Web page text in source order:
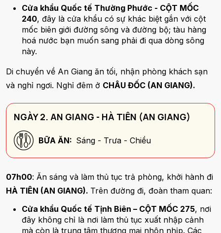
Cửa khẩu Quốc tế Thường Phước - CỘT MỐC
240, đây là cửa khẩu có sự khác biệt gắn với cột
mốc biên giới đường sông và đường bộ; tàu hàng
hoá nước bạn muốn sang phải đi qua dòng sông
này.
Di chuyển về An Giang ăn tối, nhận phòng khách sạn
và nghỉ ngơi. Nghỉ đêm ở CHÂU ĐỐC (AN GIANG).
NGÀY 2. AN GIANG - HÀ TIÊN (AN GIANG)
BỮA ĂN: Sáng - Trưa - Chiều
07h00: Ăn sáng và làm thủ tục trả phòng, khởi hành đi
HÀ TIÊN (AN GIANG). Trên đường đi, đoàn tham quan:
Cửa khẩu Quốc tế Tịnh Biên – CỘT MỐC 275, nơi
đây không chỉ là nơi làm thủ tục xuất nhập cảnh
mà còn là trung tâm thương mại nhộn nhịp. Các